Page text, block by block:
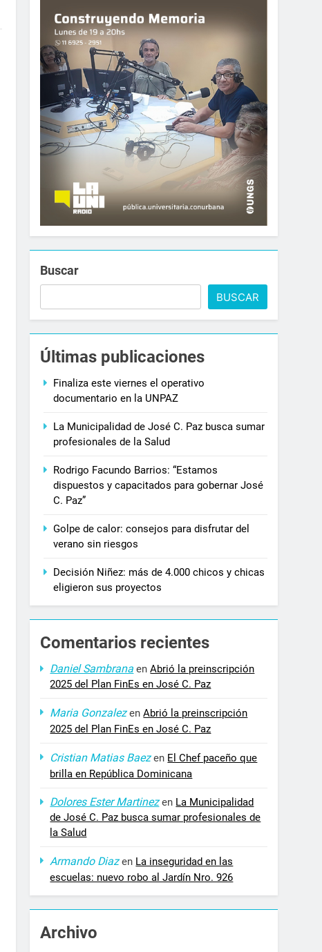
Buscar
BUSCAR
Últimas publicaciones
Finaliza este viernes el operativo
documentario en la UNPAZ
La Municipalidad de José C. Paz busca sumar
profesionales de la Salud
Rodrigo Facundo Barrios: “Estamos
dispuestos y capacitados para gobernar José
C. Paz”
Golpe de calor: consejos para disfrutar del
verano sin riesgos
Decisión Niñez: más de 4.000 chicos y chicas
eligieron sus proyectos
Comentarios recientes
Daniel Sambrana enAbrió la preinscripción
2025 del Plan FinEs en José C. Paz
Maria GonzalezenAbrió la preinscripción
2025 del Plan FinEs en José C. Paz
Cristian Matias Baezen El Chef paceño que
brilla en República Dominicana
Dolores Ester Martinezen La Municipalidad
de José C. Paz busca sumar profesionales de
la Salud
Armando Diazen La inseguridad en las
escuelas: nuevo robo al Jardín Nro. 926
Archivo